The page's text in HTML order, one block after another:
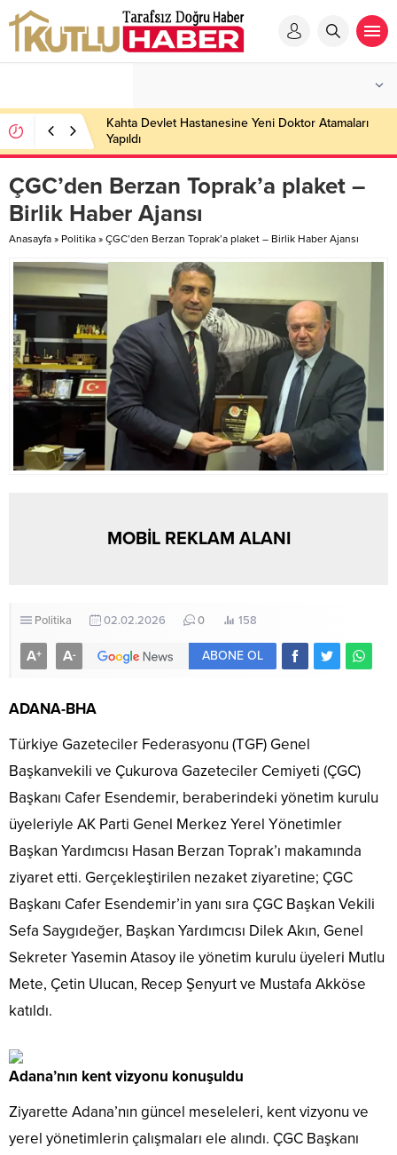
Kahta Devlet Hastanesine Yeni Doktor Atamaları
Yapıldı
ÇGC’den Berzan Toprak’a plaket –
Birlik Haber Ajansı
Anasayfa » Politika » ÇGC’den Berzan Toprak’a plaket – Birlik Haber Ajansı
MOBİL REKLAM ALANI
Politika 02.02.2026 0 158
A+ A- ABONE OL
ADANA-BHA
Türkiye Gazeteciler Federasyonu (TGF) Genel
Başkanvekili ve Çukurova Gazeteciler Cemiyeti (ÇGC)
Başkanı Cafer Esendemir, beraberindeki yönetim kurulu
üyeleriyle AK Parti Genel Merkez Yerel Yönetimler
Başkan Yardımcısı Hasan Berzan Toprak’ı makamında
ziyaret etti. Gerçekleştirilen nezaket ziyaretine; ÇGC
Başkanı Cafer Esendemir’in yanı sıra ÇGC Başkan Vekili
Sefa Saygıdeğer, Başkan Yardımcısı Dilek Akın, Genel
Sekreter Yasemin Atasoy ile yönetim kurulu üyeleri Mutlu
Mete, Çetin Ulucan, Recep Şenyurt ve Mustafa Akköse
katıldı.
Adana’nın kent vizyonu konuşuldu
Ziyarette Adana’nın güncel meseleleri, kent vizyonu ve
yerel yönetimlerin çalışmaları ele alındı. ÇGC Başkanı